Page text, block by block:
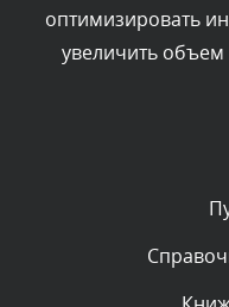
Комментарий
Текст комментария
Комментарий
Текст комментария
администратором.
оптимизировать
увеличить